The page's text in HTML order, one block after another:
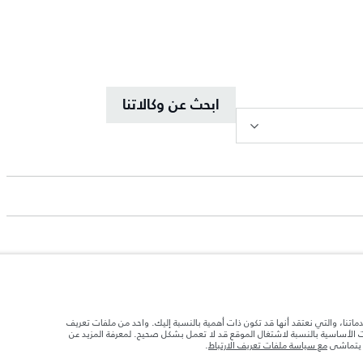
ابحث عن وكالاتنا
والتي نعتقد أنها قد تكون ذات أهمية بالنسبة إليك. واحد من ملفات تعريف
الأساسية بالنسبة لاشتغال الموقع قد لا تعمل بشكل صحيح. لمعرفة المزيد عن
يتماشىمع سياسة ملفات تعريف الارتباط.